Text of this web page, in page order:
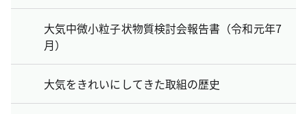
大気中微小粒子状物質検討会報告書（令和元年7
月）
大気をきれいにしてきた取組の歴史